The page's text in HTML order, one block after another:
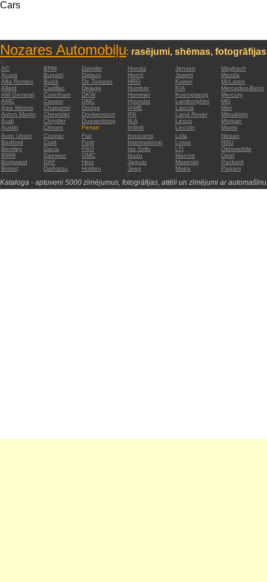
Cars
Nozares Automobiļu: rasējumi, shēmas,
:
AC
BRM Daimler Honda Jensen
Maybach
Acura
Bugatti Datsun Horch Jowett
Mazda
Alfa Romeo
Buick De Tomaso HRG Kaiser
McLaren
Allard
Cadillac Delage Humber KIA
Mercedes-Benz
AM General
Caterham DKW Hummer Koenigsegg
Mercury
AMC
Cavaro DMC Hyundai Lamborghini
MG
Asia Motors
Chaparral Dodge IAME Lancia
Mini
Aston Martin
Chevrolet Donkervoort IFA Land Rover
Mitsubishi
Audi
Chrysler Duesenberg IKA Lexus
Morgan
Austin
Citroen Ferrari Infiniti Lincoln
Morris
Auto Union
Cooper Fiat Innocenti Lola
Nissan
Bedford
Cord Ford International Lotus
NSU
Bentley
Dacia FSO Iso Grifo LTI
Oldsmobile
BMW
Daewoo GMC Isuzu Marcos
Opel
Borgward
DAF Hino Jaguar Maserati
Packard
Bristol
Daihatsu Holden Jeep Matra Pagani
Kataloga - aptuveni 5000 zīmējumus, fotogrāfijas, attēli un zīmējumi ar